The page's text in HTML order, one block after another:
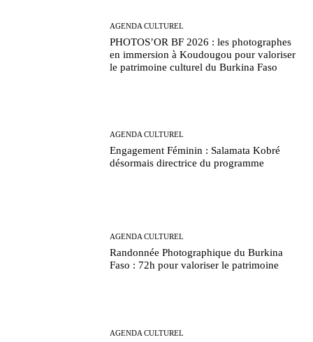
AGENDA CULTUREL
PHOTOS’OR BF 2026 : les photographes
en immersion à Koudougou pour valoriser
le patrimoine culturel du Burkina Faso
AGENDA CULTUREL
Engagement Féminin : Salamata Kobré
désormais directrice du programme
AGENDA CULTUREL
Randonnée Photographique du Burkina
Faso : 72h pour valoriser le patrimoine
AGENDA CULTUREL